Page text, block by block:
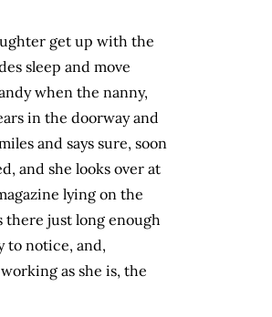
get up with the
sleep and move
when the nanny,
in the doorway and
and says sure, soon
and she looks over at
lying on the
there just long enough
to notice, and,
as she is, the